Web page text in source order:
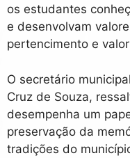
os estudantes
e desenvolvam
pertencimento e
O secretário
Cruz de Souza,
desempenha um
preservação da
tradições do